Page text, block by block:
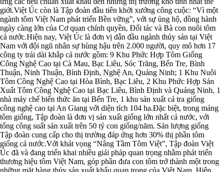
giới.Việt Úc còn là Tập đoàn đầu tiên khởi xướng công cuộc: “Vì một
ngành tôm Việt Nam phát triển Bền vững”, với sự ủng hộ, đồng hành
ngày càng lớn của Cơ quan chính quyền, Đối tác và Bà con nuôi tôm
cả nước.Hiện nay, Việt Úc là đơn vị dẫn đầu ngành thủy sản tại Việt
Nam với đội ngũ nhân sự hùng hậu trên 2.000 người, quy mô hơn 17
công ty trải dài khắp cả nước gồm: 9 Khu Phức Hợp Tôm Giống
Công Nghệ Cao tại Cà Mau, Bạc Liêu, Sóc Trăng, Bến Tre, Bình
Thuận, Ninh Thuận, Bình Định, Nghệ An, Quảng Ninh; 1 Khu Nuôi
Tôm Công Nghệ Cao tại Hòa Bình, Bạc Liêu, 2 Khu Phức Hợp Sản
Xuất Tôm Công Nghệ Cao tại Bạc Liêu, Bình Định và Quảng Ninh, 1
nhà máy chế biến thức ăn tại Bến Tre, 1 khu sản xuất cá tra giống
công nghệ cao tại An Giang với diện tích 104 ha.Đặc biệt, trong mảng
tôm giống, Tập đoàn là đơn vị sản xuất giống lớn nhất cả nước, với
tổng công suất sản xuất trên 50 tỷ con giống/năm. Sản lượng giống
Tập đoàn cung cấp cho thị trường đáp ứng hơn 30% thị phần tôm
giống cả nước.Với khát vọng “Nâng Tầm Tôm Việt”, Tập đoàn Việt
Úc đã và đang triển khai nhiều giải pháp quan trọng nhằm phát triển
thương hiệu tôm Việt Nam, góp phần đưa con tôm trở thành một trong
những mặt hàng thủy sản xuất khẩu quan trọng của Việt Nam. Hiện